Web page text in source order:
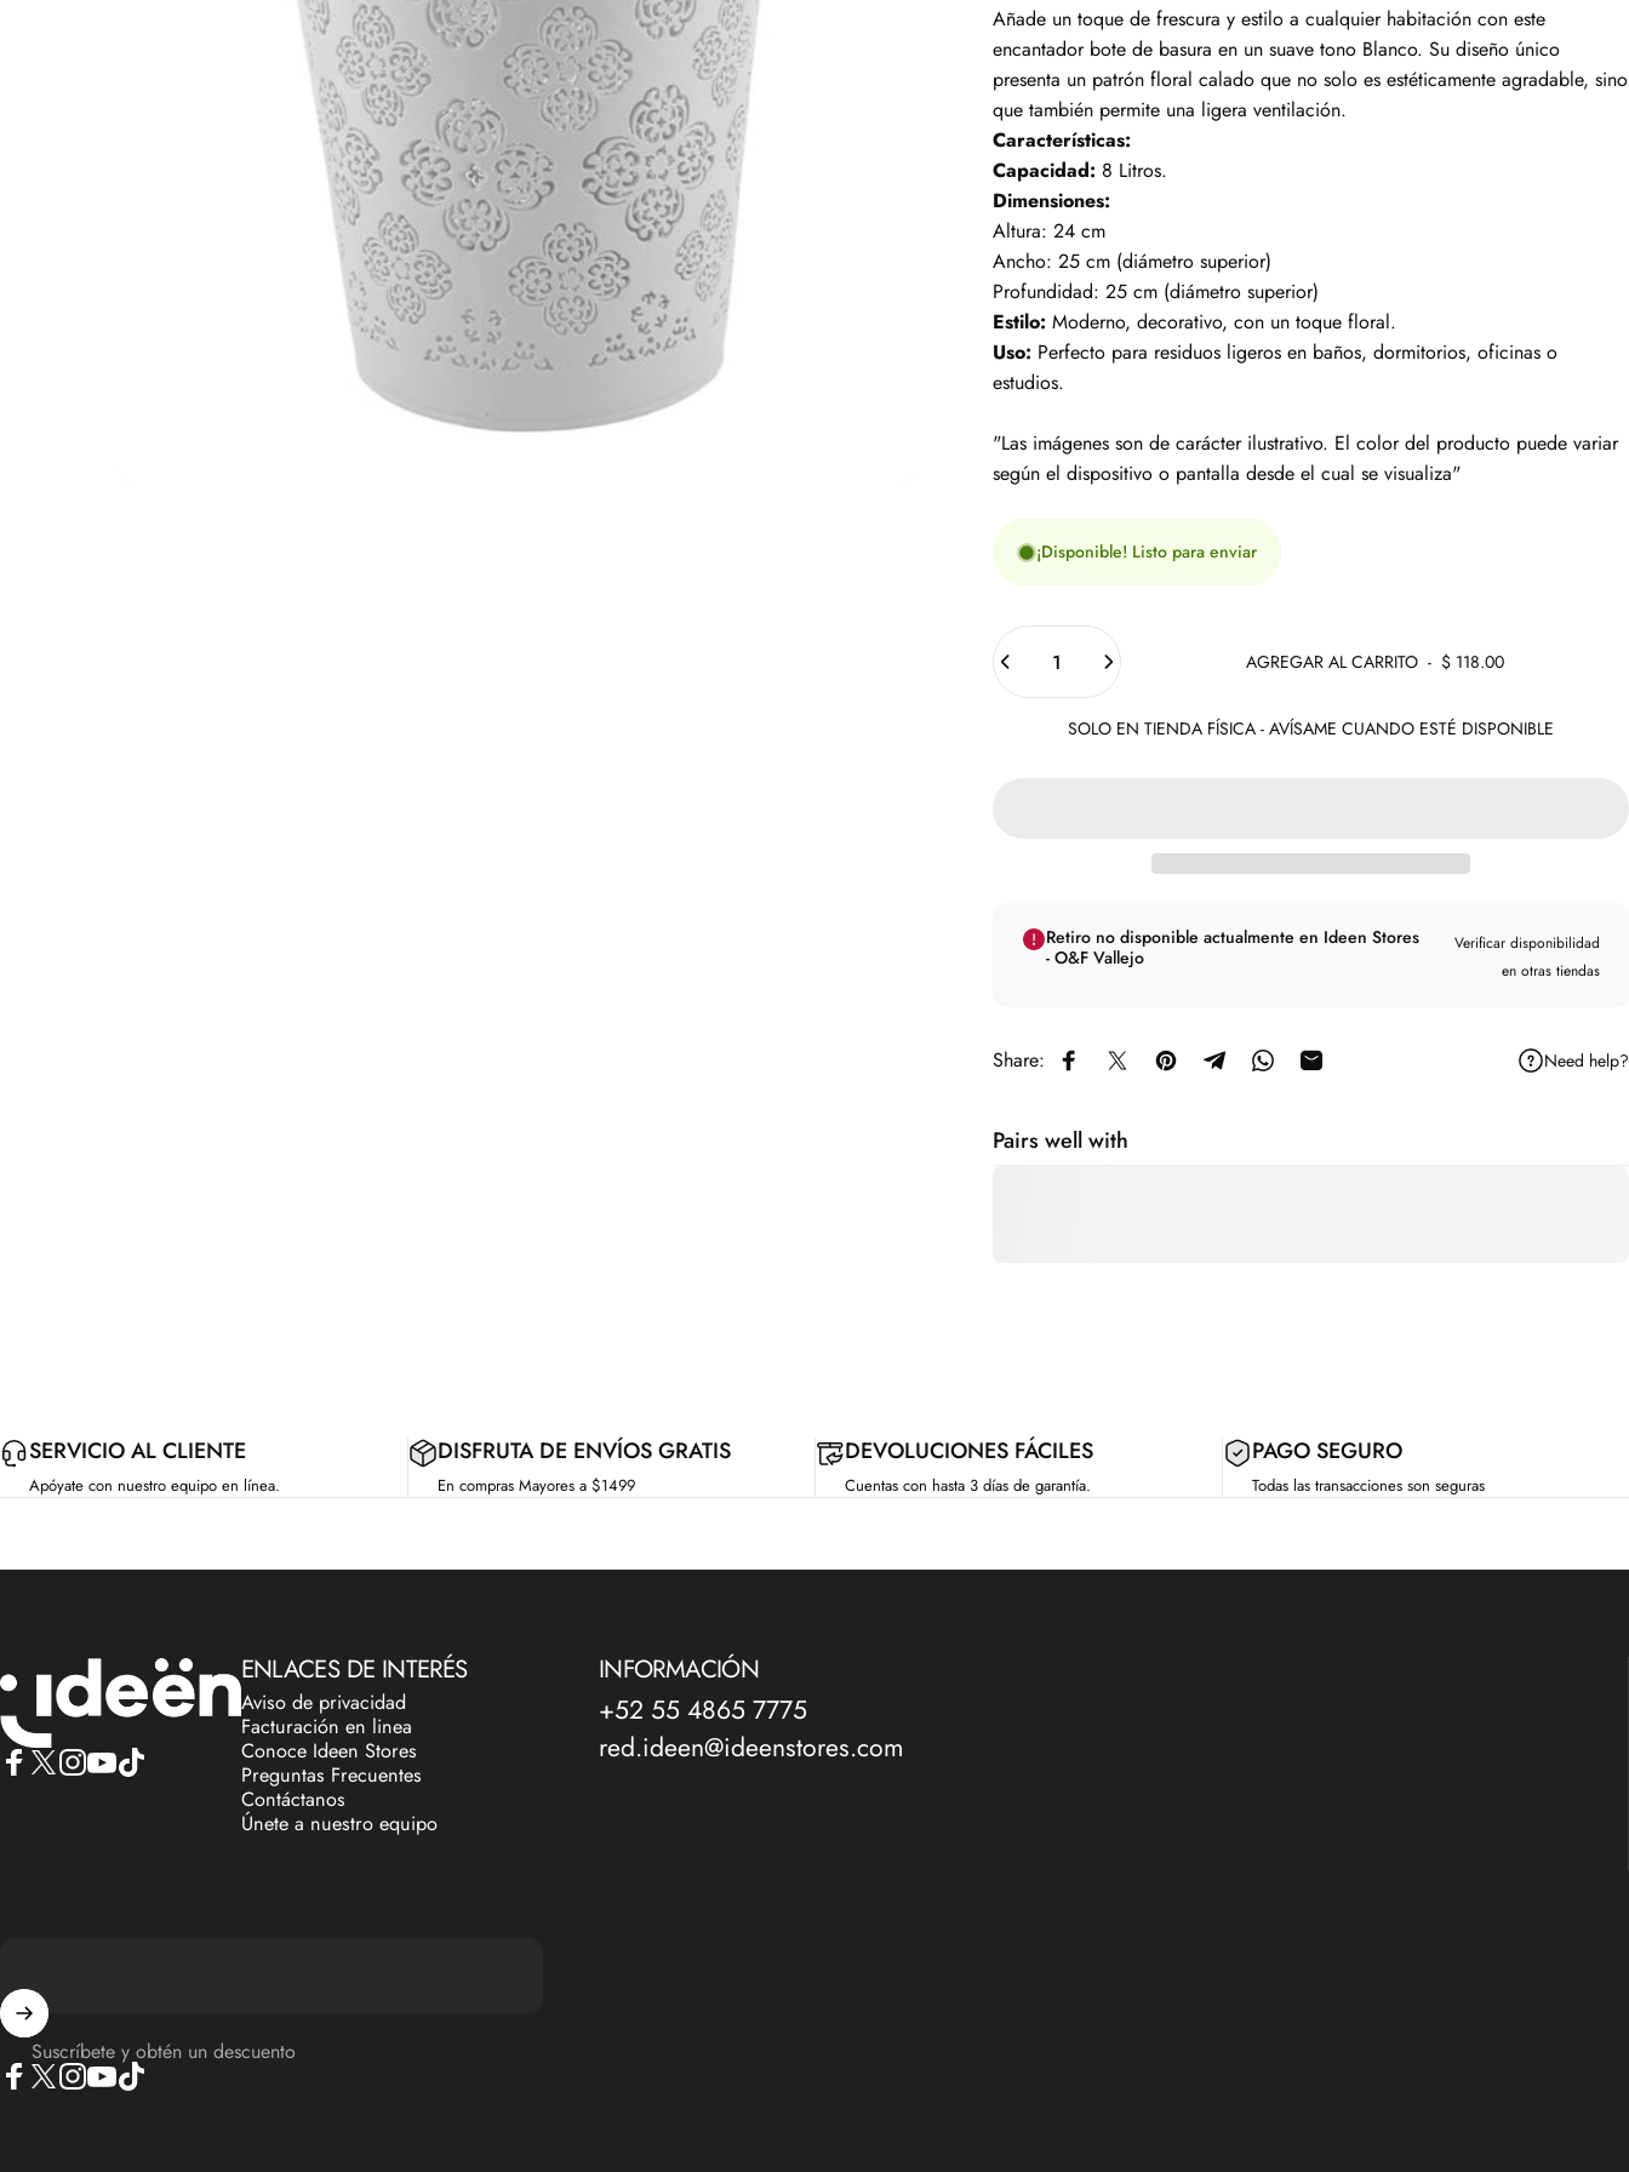
Añade un toque de frescura y estilo a cualquier habitación con este
encantador bote de basura en un suave tono Blanco. Su diseño único
presenta un patrón floral calado que no solo es estéticamente agradable, sino
que también permite una ligera ventilación.
Características:
Capacidad: 8 Litros.
Dimensiones:
Altura: 24 cm
Ancho: 25 cm (diámetro superior)
Profundidad: 25 cm (diámetro superior)
Estilo: Moderno, decorativo, con un toque floral.
Uso: Perfecto para residuos ligeros en baños, dormitorios, oficinas o
estudios.
"Las imágenes son de carácter ilustrativo. El color del producto puede variar
según el dispositivo o pantalla desde el cual se visualiza"
¡Disponible! Listo para enviar
Cantidad
AGREGAR AL CARRITO - $ 118.00
SOLO EN TIENDA FÍSICA - AVÍSAME CUANDO ESTÉ DISPONIBLE
Retiro no disponible actualmente en Ideen Stores
- O&F Vallejo
Verificar disponibilidad
en otras tiendas
Share: Compartir en Facebook
Compartir en X
Guardar en Pinterest
Compartir en Telegram
Compartir en WhatsApp
Compartir por correo electrónicoNeed help?
Pairs well with
SERVICIO AL CLIENTE
Apóyate con nuestro equipo en línea.
DISFRUTA DE ENVÍOS GRATIS
En compras Mayores a $1499
DEVOLUCIONES FÁCILES
Cuentas con hasta 3 días de garantía.
PAGO SEGURO
Todas las transacciones son seguras
IdeenstoresMX ENLACES DE INTERÉS
Aviso de privacidad
Facturación en linea
Conoce Ideen Stores
Preguntas Frecuentes
Contáctanos
Únete a nuestro equipo
INFORMACIÓN
+52 55 4865 7775
red.ideen@ideenstores.com
Suscríbete y obtén un descuento